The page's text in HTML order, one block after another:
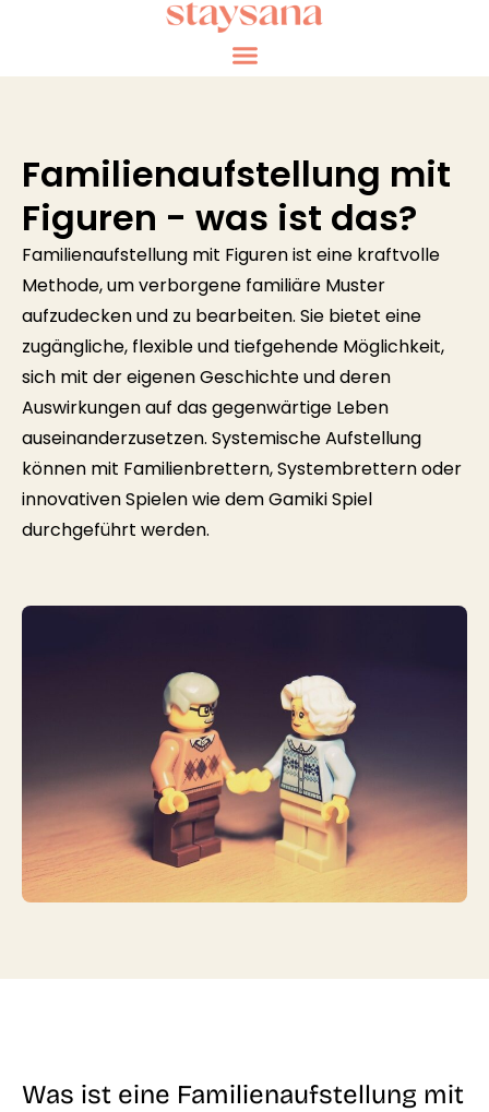
Familienaufstellung mit
Figuren - was ist das? ​
Familienaufstellung mit Figuren ist eine kraftvolle
Methode, um verborgene familiäre Muster
aufzudecken und zu bearbeiten. Sie bietet eine
zugängliche, flexible und tiefgehende Möglichkeit,
sich mit der eigenen Geschichte und deren
Auswirkungen auf das gegenwärtige Leben
auseinanderzusetzen. Systemische Aufstellung
können mit Familienbrettern, Systembrettern oder
innovativen Spielen wie dem Gamiki Spiel
durchgeführt werden.
Was ist eine Familienaufstellung mit